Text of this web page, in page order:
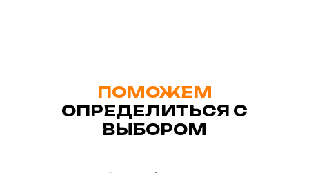
ПОМОЖЕМ
ОПРЕДЕЛИТЬСЯ С
ВЫБОРОМ